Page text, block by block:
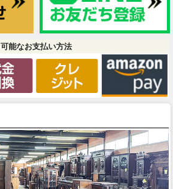
可能なお支払い方法